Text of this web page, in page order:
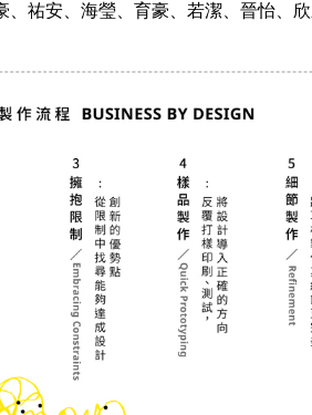
、祐安、海瑩、育豪、若潔、晉怡、